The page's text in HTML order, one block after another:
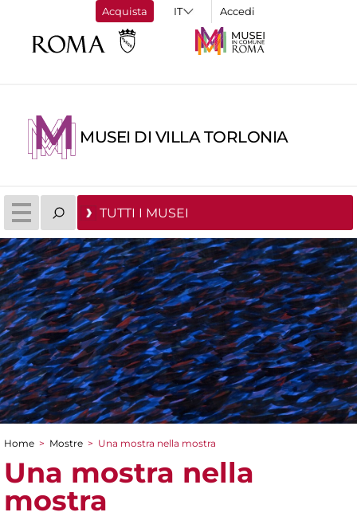
Acquista Accedi
MUSEI DI VILLA TORLONIA
TUTTI I MUSEI
Tu sei qui
Home > Mostre > Una mostra nella mostra
Una mostra nella
mostra